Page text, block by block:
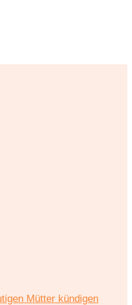
Mütter kündigen